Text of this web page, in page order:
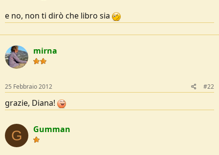
n
e
e no, non ti dirò che libro sia
mirna
25 Febbraio 2012 #22
grazie, Diana!
G Gumman